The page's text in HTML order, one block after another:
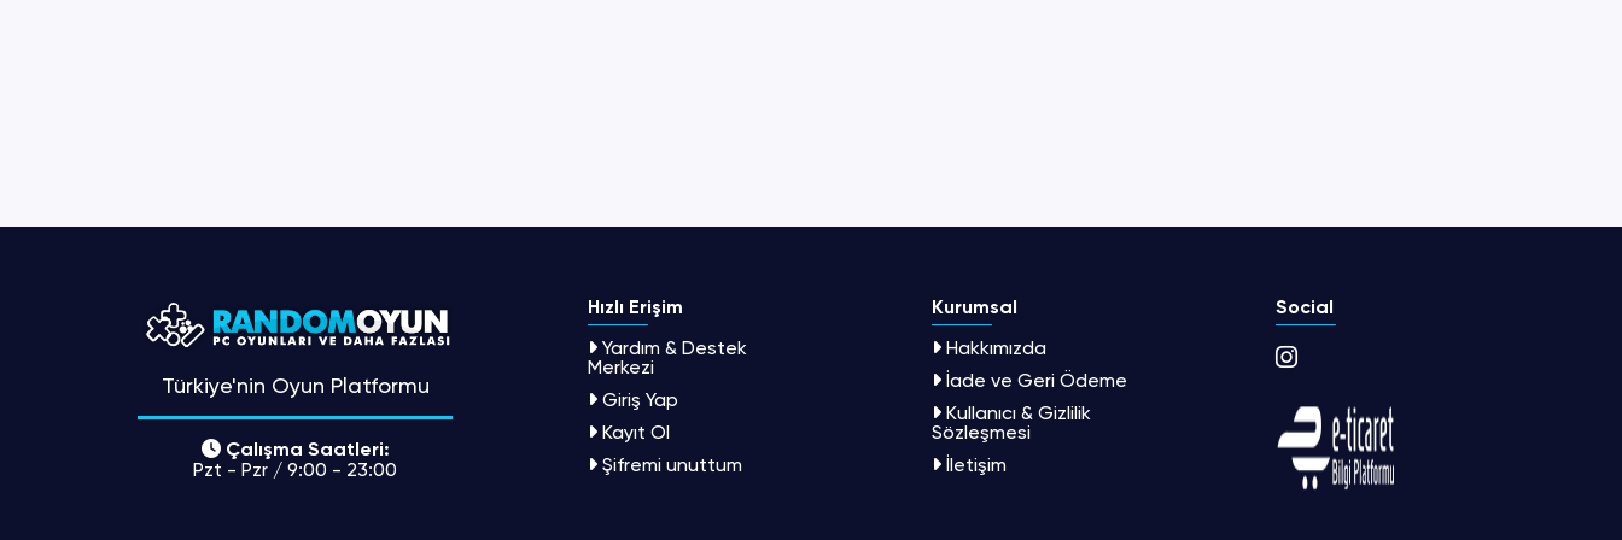
Türkiye'nin Oyun Platformu
Çalışma Saatleri:
Pzt - Pzr / 9:00 - 23:00
Hızlı Erişim
Yardım & Destek
Merkezi
Giriş Yap
Kayıt Ol
Şifremi unuttum
Kurumsal
Hakkımızda
İade ve Geri Ödeme
Kullanıcı & Gizlilik
Sözleşmesi
İletişim
Social